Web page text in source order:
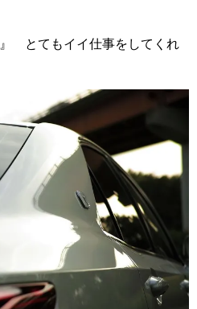
とてもイイ仕事をしてくれ